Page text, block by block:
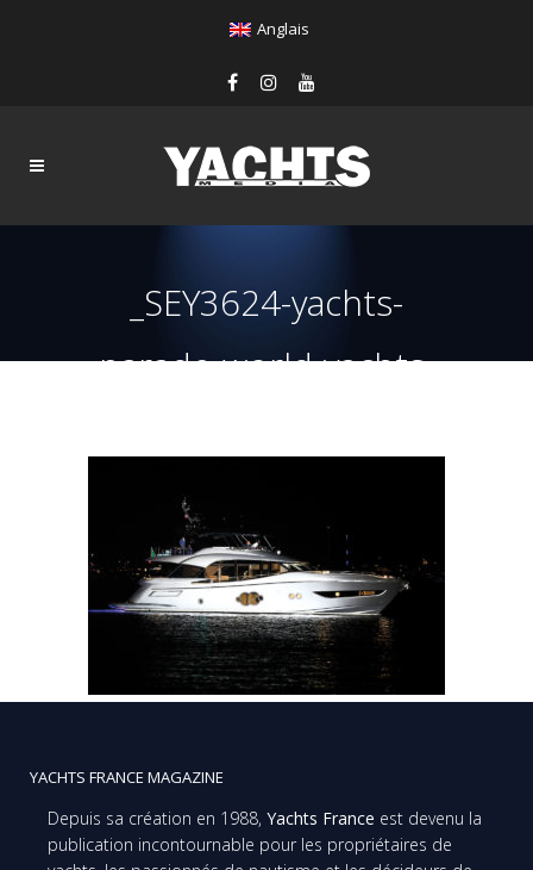
Anglais
_SEY3624-yachts-
parade-world-yachts-
YACHTS FRANCE MAGAZINE
Depuis sa création en 1988, Yachts France est devenu la
publication incontournable pour les propriétaires de